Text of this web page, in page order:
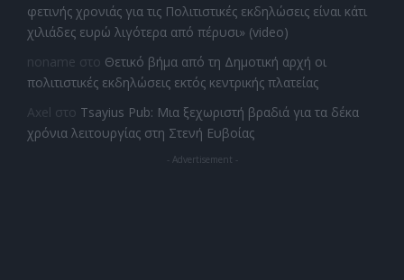
φετινής χρονιάς για τις Πολιτιστικές εκδηλώσεις είναι κάτι
χιλιάδες ευρώ λιγότερα από πέρυσι» (video)
noname στο Θετικό βήμα από τη Δημοτική αρχή οι
πολιτιστικές εκδηλώσεις εκτός κεντρικής πλατείας
Axel στο Tsayius Pub: Μια ξεχωριστή βραδιά για τα δέκα
χρόνια λειτουργίας στη Στενή Ευβοίας
- Advertisement -